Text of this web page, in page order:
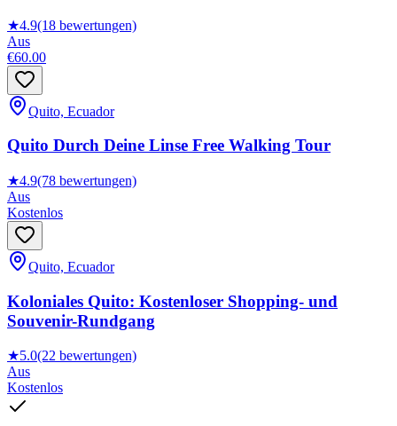
★4.9(18 bewertungen)
Aus
€60.00
Quito, Ecuador
Quito Durch Deine Linse Free Walking Tour
★4.9(78 bewertungen)
Aus
Kostenlos
Quito, Ecuador
Koloniales Quito: Kostenloser Shopping- und
Souvenir-Rundgang
★5.0(22 bewertungen)
Aus
Kostenlos